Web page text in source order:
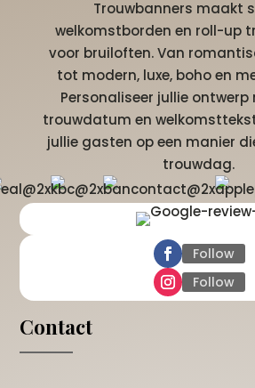
Trouwbanners maakt
welkomstborden en roll-up
voor bruiloften. Van
tot modern, luxe, boho en
Personaliseer jullie
trouwdatum en
jullie gasten op een manier
trouwdag.
Follow
Follow
Contact